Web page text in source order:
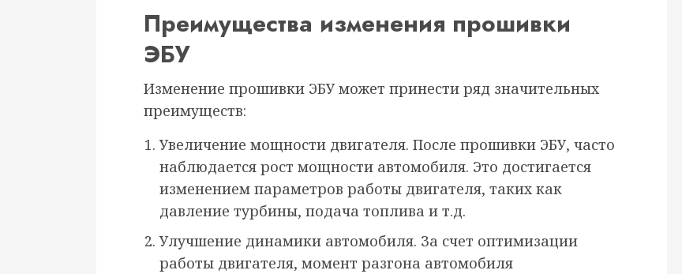
Преимущества изменения прошивки
ЭБУ
Изменение прошивки ЭБУ может принести ряд значительных
преимуществ:
Увеличение мощности двигателя. После прошивки ЭБУ, часто
наблюдается рост мощности автомобиля. Это достигается
изменением параметров работы двигателя, таких как
давление турбины, подача топлива и т.д.
Улучшение динамики автомобиля. За счет оптимизации
работы двигателя, момент разгона автомобиля